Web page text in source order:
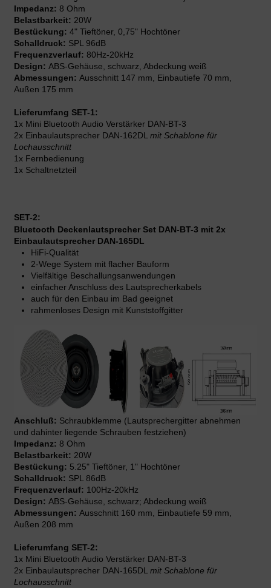
Impedanz: 8 Ohm
Belastbarkeit: 20W
Bestückung: 4" Tieftöner, 0,75" Hochtöner
Schalldruck: SPL 96dB
Frequenzverlauf: 80Hz-20kHz
Design: ABS-Gehäuse, schwarz, Abdeckung weiß
Abmessungen: Ausschnitt 147 mm, Einbautiefe 70 mm,
Außen 175 mm
Lieferumfang SET-1:
1x Mini Bluetooth Audio Verstärker DAN-BT-3
2x Einbaulautsprecher DAN-162DLmit Schablone für
Lochausschnitt
1x Fernbedienung
1x Schaltnetzteil
SET-2:
Bluetooth Deckenlautsprecher Set DAN-BT-3 mit 2x
Einbaulautsprecher DAN-165DL
HiFi-Qualität
2-Wege System mit flacher Bauform
Vielfältige Beschallungsanwendungen
einfacher Anschluss des Lautsprecherkabels
auch für den Einbau im Bad geeignet
rahmenloses Design mit Kunststoffgitter
Anschluß: Schraubklemme (Lautsprechergitter abnehmen
und dahinter liegende Schrauben festziehen)
Impedanz: 8 Ohm
Belastbarkeit: 20W
Bestückung: 5.25" Tieftöner, 1" Hochtöner
Schalldruck: SPL 86dB
Frequenzverlauf: 100Hz-20kHz
Design: ABS-Gehäuse, schwarz; Abdeckung weiß
Abmessungen: Ausschnitt 160 mm, Einbautiefe 59 mm,
Außen 208 mm
Lieferumfang SET-2:
1x Mini Bluetooth Audio Verstärker DAN-BT-3
2x Einbaulautsprecher DAN-165DLmit Schablone für
Lochausschnitt